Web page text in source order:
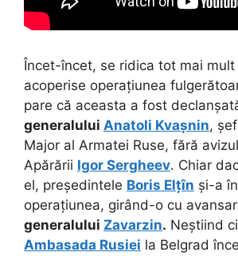
Încet-încet, se ridica tot mai mult
acoperise operațiunea
pare că aceasta a fost
generalului Anatoli Kvașnin,
Major al Armatei Ruse, fără
Apărării Igor Sergheev. Chiar
el, președintele Boris Elțîn și-a
operațiunea, girând-o cu
generalului Zavarzin. Neștiind
Ambasada Rusiei la Belgrad